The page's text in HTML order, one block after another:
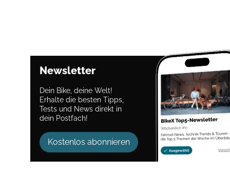
Newsletter
Dein Bike, deine Welt!
Erhalte die besten Tipps,
Tests und News direkt in
dein Postfach!
Kostenlos abonnieren